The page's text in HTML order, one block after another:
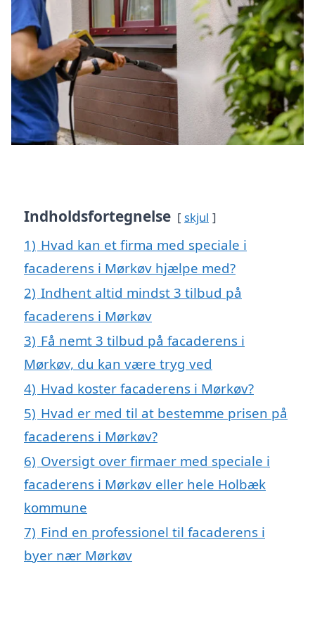
Indholdsfortegnelse skjul
1) Hvad kan et firma med speciale i
facaderens i Mørkøv hjælpe med?
2) Indhent altid mindst 3 tilbud på
facaderens i Mørkøv
3) Få nemt 3 tilbud på facaderens i
Mørkøv, du kan være tryg ved
4) Hvad koster facaderens i Mørkøv?
5) Hvad er med til at bestemme prisen på
facaderens i Mørkøv?
6) Oversigt over firmaer med speciale i
facaderens i Mørkøv eller hele Holbæk
kommune
7) Find en professionel til facaderens i
byer nær Mørkøv